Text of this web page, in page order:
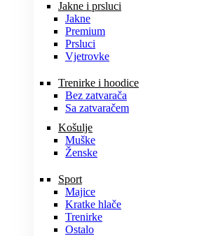
Jakne i prsluci
Jakne
Premium
Prsluci
Vjetrovke
Trenirke i hoodice
Bez zatvarača
Sa zatvaračem
Košulje
Muške
Ženske
Sport
Majice
Kratke hlače
Trenirke
Ostalo